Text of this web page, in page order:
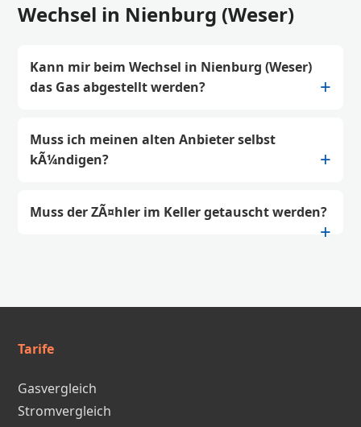
Wechsel in Nienburg (Weser)
Kann mir beim Wechsel in Nienburg (Weser)
das Gas abgestellt werden?
Muss ich meinen alten Anbieter selbst
kÃ¼ndigen?
Muss der ZÃ¤hler im Keller getauscht werden?
Tarife
Gasvergleich
Stromvergleich